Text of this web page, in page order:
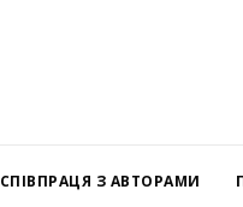
СПІВПРАЦЯ З АВТОРАМИ